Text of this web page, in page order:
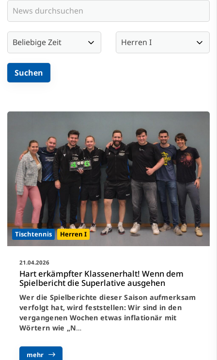
Tischtennis Herren I
21.04.2026
Hart erkämpfter Klassenerhalt! Wenn dem
Spielbericht die Superlative ausgehen
Wer die Spielberichte dieser Saison aufmerksam
verfolgt hat, wird feststellen: Wir sind in den
vergangenen Wochen etwas inflationär mit
Wörtern wie „N…
mehr